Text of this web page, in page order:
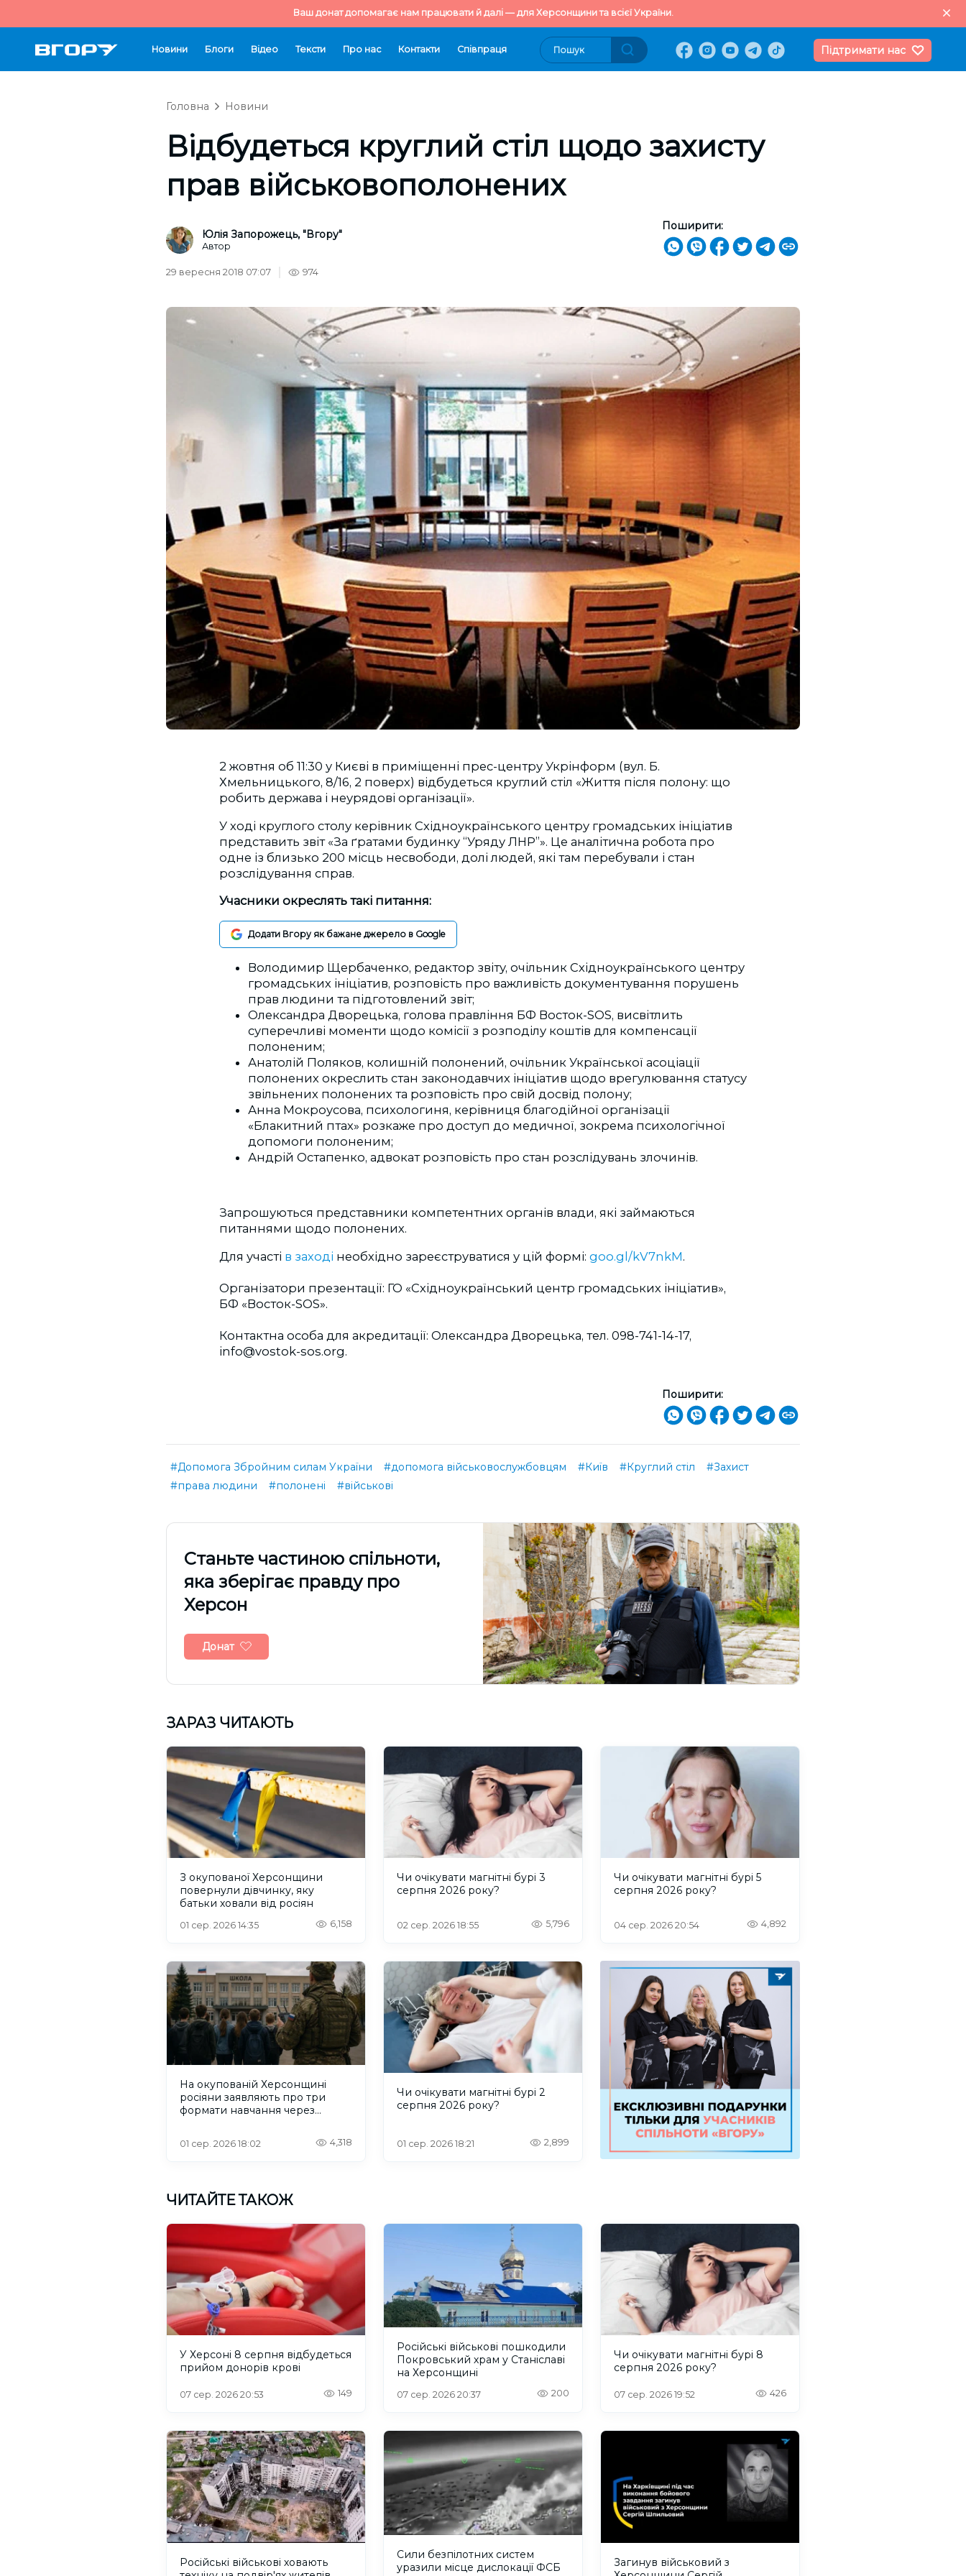
Ваш донат допомагає нам працювати й далі — для Херсонщини та всієї України.
Новини Блоги Відео Тексти Про нас Контакти Cпівпраця Підтримати нас
Головна Новини
Відбудеться круглий стіл щодо захисту
прав військовополонених
Юлія Запорожець, "Вгору"
Автор
Поширити:
29 вересня 2018 07:07 974
2 жовтня об 11:30 у Києві в приміщенні прес-центру Укрінформ (вул. Б.
Хмельницького, 8/16, 2 поверх) відбудеться круглий стіл «Життя після полону: що
робить держава і неурядові організації».
У ході круглого столу керівник Східноукраїнського центру громадських ініціатив
представить звіт «За ґратами будинку “Уряду ЛНР”». Це аналітична робота про
одне із близько 200 місць несвободи, долі людей, які там перебували і стан
розслідування справ.
Учасники окреслять такі питання:
Додати Вгору як бажане джерело в Google
Володимир Щербаченко, редактор звіту, очільник Східноукраїнського центру
громадських ініціатив, розповість про важливість документування порушень
прав людини та підготовлений звіт;
Олександра Дворецька, голова правління БФ Восток-SOS, висвітлить
суперечливі моменти щодо комісії з розподілу коштів для компенсації
полоненим;
Анатолій Поляков, колишній полонений, очільник Української асоціації
полонених окреслить стан законодавчих ініціатив щодо врегулювання статусу
звільнених полонених та розповість про свій досвід полону;
Анна Мокроусова, психологиня, керівниця благодійної організації
«Блакитний птах» розкаже про доступ до медичної, зокрема психологічної
допомоги полоненим;
Андрій Остапенко, адвокат розповість про стан розслідувань злочинів.
Запрошуються представники компетентних органів влади, які займаються
питаннями щодо полонених.
Для участі в заході необхідно зареєструватися у цій формі: goo.gl/kV7nkM.
Організатори презентації: ГО «Східноукраїнський центр громадських ініціатив»,
БФ «Восток-SOS».
Контактна особа для акредитації: Олександра Дворецька, тел. 098-741-14-17,
info@vostok-sos.org.
Поширити:
#Допомога Збройним силам України #допомога військовослужбовцям #Київ #Круглий стіл
#Захист
#права людини
#полонені #військові
Cтаньте частиною спільноти,
яка зберігає правду про
Херсон
Донат
ЗАРАЗ ЧИТАЮТЬ
З окупованої Херсонщини
повернули дівчинку, яку
батьки ховали від росіян
01 сер. 2026 14:35 6,158
Чи очікувати магнітні бурі 3
серпня 2026 року?
02 сер. 2026 18:55 5,796
Чи очікувати магнітні бурі 5
серпня 2026 року?
04 сер. 2026 20:54 4,892
На окупованій Херсонщині
росіяни заявляють про три
формати навчання через
01 сер. 2026 18:02 4,318
Чи очікувати магнітні бурі 2
серпня 2026 року?
01 сер. 2026 18:21 2,899
ЧИТАЙТЕ ТАКОЖ
У Херсоні 8 серпня відбудеться
прийом донорів крові
07 сер. 2026 20:53 149
Російські військові пошкодили
Покровський храм у Станіславі
на Херсонщині
07 сер. 2026 20:37 200
Чи очікувати магнітні бурі 8
серпня 2026 року?
07 сер. 2026 19:52 426
Російські військові ховають
Сили безпілотних систем
уразили місце дислокації ФСБ
Загинув військовий з